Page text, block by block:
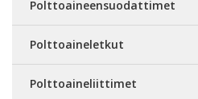
Polttoaineensuodattimet
Polttoaineletkut
Polttoaineliittimet